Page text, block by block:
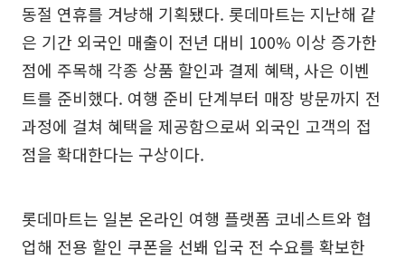
동절 연휴를 겨냥해 기획됐다. 롯데마트는 지난해 같
은 기간 외국인 매출이 전년 대비 100% 이상 증가한
점에 주목해 각종 상품 할인과 결제 혜택, 사은 이벤
트를 준비했다. 여행 준비 단계부터 매장 방문까지 전
과정에 걸쳐 혜택을 제공함으로써 외국인 고객의 접
점을 확대한다는 구상이다.
롯데마트는 일본 온라인 여행 플랫폼 코네스트와 협
업해 전용 할인 쿠폰을 선봬 입국 전 수요를 확보한